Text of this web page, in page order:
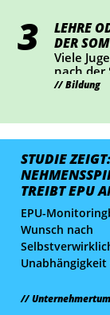
LEHRE
DER
Viele
nach der
ideal,
Bildung
STUDIE
TREIBT EPU
EPU-
Wunsch nach
Unabhängigkeit
Frauenanteil
Unternehmertum